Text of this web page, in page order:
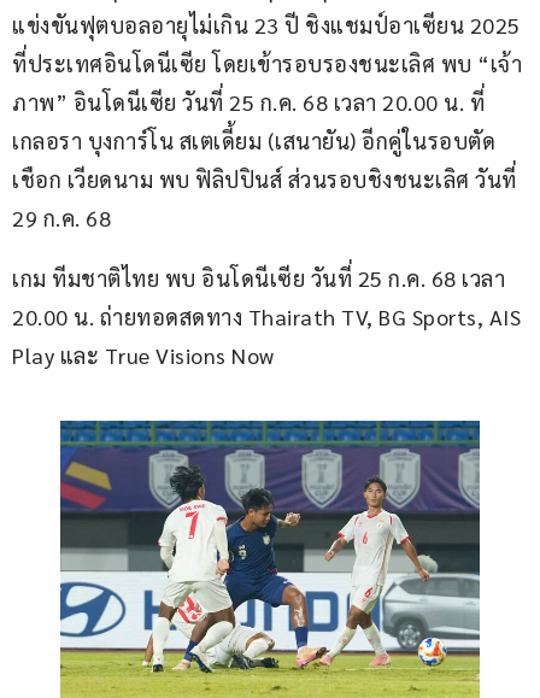
แข่งขันฟุตบอลอายุไม่เกิน 23 ปี ชิงแชมป์อาเซียน 2025
ที่ประเทศอินโดนีเซีย โดยเข้ารอบรองชนะเลิศ พบ “เจ้า
ภาพ” อินโดนีเซีย วันที่ 25 ก.ค. 68 เวลา 20.00 น. ที่
เกลอรา บุงการ์โน สเตเดี้ยม (เสนายัน) อีกคู่ในรอบตัด
เชือก เวียดนาม พบ ฟิลิปปินส์ ส่วนรอบชิงชนะเลิศ วันที่
29 ก.ค. 68
เกม ทีมชาติไทย พบ อินโดนีเซีย วันที่ 25 ก.ค. 68 เวลา
20.00 น. ถ่ายทอดสดทาง Thairath TV, BG Sports, AIS
Play และ True Visions Now